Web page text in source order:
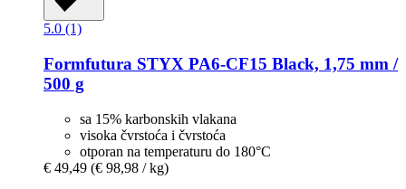
5.0 (1)
Formfutura STYX PA6-​CF15 Black, 1,75 mm /
500 g
sa 15% karbonskih vlakana
visoka čvrstoća i čvrstoća
otporan na temperaturu do 180°C
€ 49,49 (€ 98,98 / kg)